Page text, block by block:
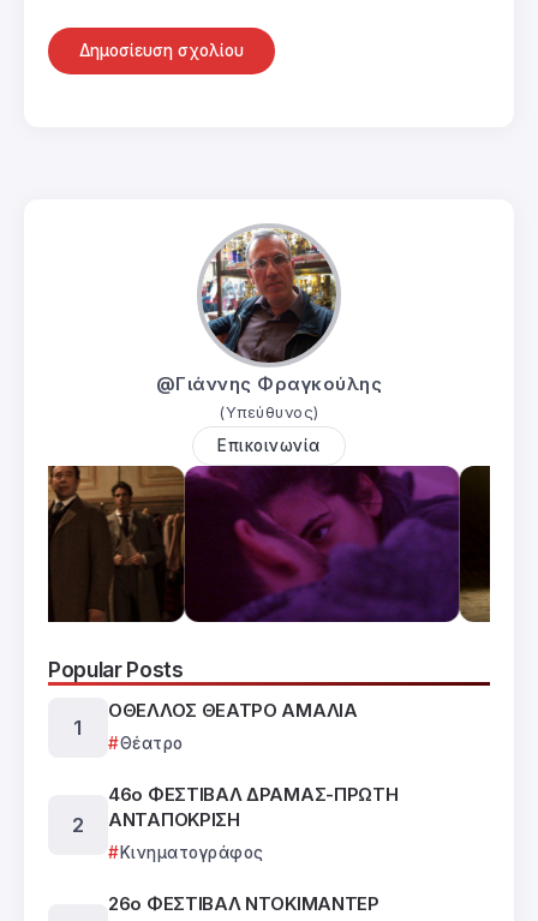
@Γιάννης Φραγκούλης
(Υπεύθυνος)
Επικοινωνία
Popular Posts
ΟΘΕΛΛΟΣ ΘΕΑΤΡΟ ΑΜΑΛΙΑ
Θέατρο
46ο ΦΕΣΤΙΒΑΛ ΔΡΑΜΑΣ-ΠΡΩΤΗ
ΑΝΤΑΠΟΚΡΙΣΗ
Κινηματογράφος
26ο ΦΕΣΤΙΒΑΛ ΝΤΟΚΙΜΑΝΤΕΡ